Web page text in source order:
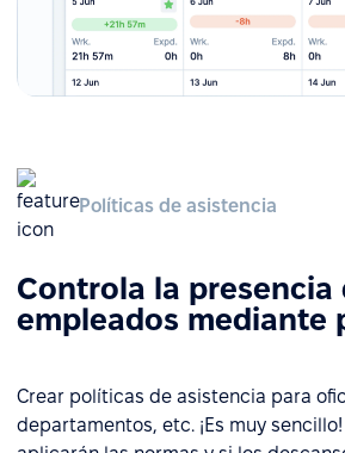
Políticas de asistencia
Controla la presencia
empleados mediante
Crear políticas de asistencia para
departamentos, etc. ¡Es muy